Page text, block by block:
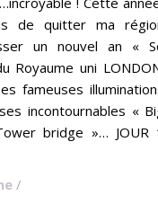
de quitter ma
un nouvel an «
Royaume uni
fameuses
incontournables «
bridge »… JOUR
/